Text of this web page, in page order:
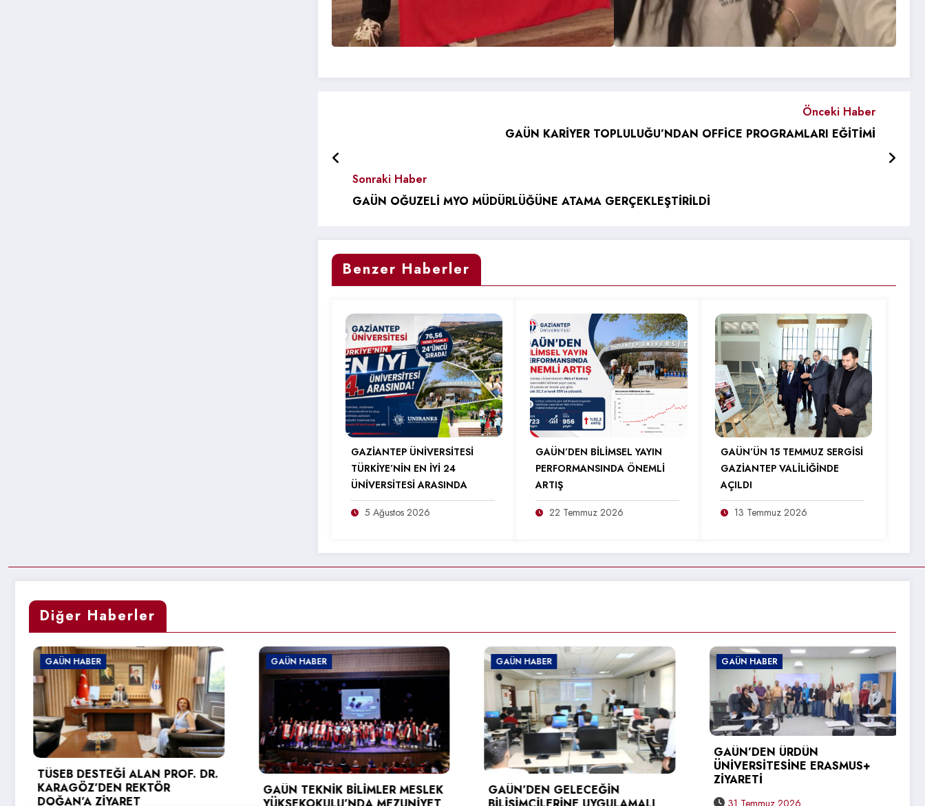
Önceki Haber
GAÜN KARİYER TOPLULUĞU’NDAN OFFİCE PROGRAMLARI EĞİTİMİ
Sonraki Haber
GAÜN OĞUZELİ MYO MÜDÜRLÜĞÜNE ATAMA GERÇEKLEŞTİRİLDİ
Benzer Haberler
GAZİANTEP ÜNİVERSİTESİ
TÜRKİYE’NİN EN İYİ 24
ÜNİVERSİTESİ ARASINDA
5 Ağustos 2026
GAÜN’DEN BİLİMSEL YAYIN
PERFORMANSINDA ÖNEMLİ
ARTIŞ
22 Temmuz 2026
GAÜN’ÜN 15 TEMMUZ SERGİSİ
GAZİANTEP VALİLİĞİNDE
AÇILDI
13 Temmuz 2026
Diğer Haberler
GAÜN HABER
GAÜN TEKNİK BİLİMLER MESLEK
GAÜN HABER
GAÜN’DEN GELECEĞİN
GAÜN HABER
GAÜN’DEN ÜRDÜN
ÜNİVERSİTESİNE ERASMUS+
ZİYARETİ
31 Temmuz 2026
GAÜN HABER